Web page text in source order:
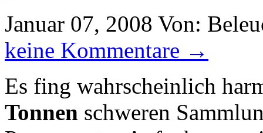
Januar 07, 2008 Von:
keine Kommentare →
Es fing wahrscheinlich
Tonnen schweren